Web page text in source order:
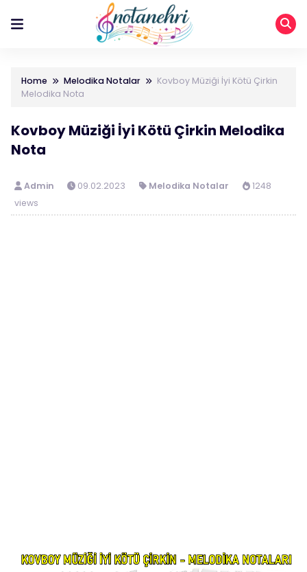
Home Melodika Notalar
Kovboy Müziği İyi Kötü Çirkin
Melodika Nota
Kovboy Müziği İyi Kötü Çirkin Melodika
Nota
Admin 09.02.2023 Melodika Notalar
1248
views